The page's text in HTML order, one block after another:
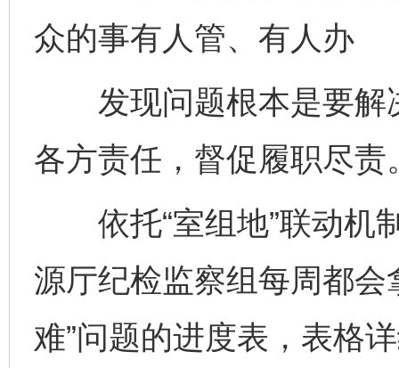
众的事有人管、有人办
发现问题根本是要解
各方责任，督促履职尽责
依托“室组地”联动机
源厅纪检监察组每周都会
难”问题的进度表，表格